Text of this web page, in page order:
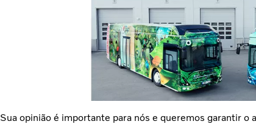
Sua opinião é importante para nós e queremos garantir o